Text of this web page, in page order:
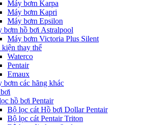
Máy bơm Karpa
Máy bơm Kapri
Máy bơm Epsilon
bơm hồ bơi Astralpool
Máy bơm Victoria Plus Silent
kiện thay thế
Waterco
Pentair
Emaux
bơm các hãng khác
hồ bơi Pentair
Bộ lọc cát Hồ bơi Dollar Pentair
Bộ lọc cát Pentair Triton